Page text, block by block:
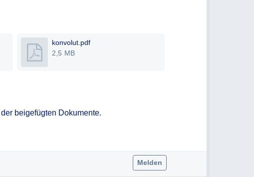
konvolut.pdf
2,5 MB
beigefügten Dokumente.
Melden